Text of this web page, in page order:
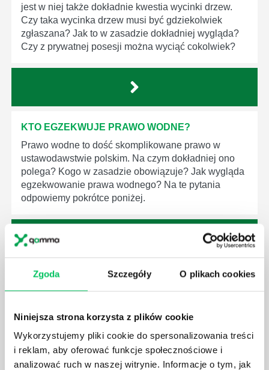
Zgoda Szczegóły O plikach cookies
Niniejsza strona korzysta z plików cookie
Wykorzystujemy pliki cookie do spersonalizowania treści
i reklam, aby oferować funkcje społecznościowe i
analizować ruch w naszej witrynie. Informacje o tym, jak
jest w niej także dokładnie kwestia wycinki drzew.
Czy taka wycinka drzew musi być gdziekolwiek
zgłaszana? Jak to w zasadzie dokładniej wygląda?
Czy z prywatnej posesji można wyciąć cokolwiek?
KTO EGZEKWUJE PRAWO WODNE?
Prawo wodne to dość skomplikowane prawo w
ustawodawstwie polskim. Na czym dokładniej ono
polega? Kogo w zasadzie obowiązuje? Jak wygląda
egzekwowanie prawa wodnego? Na te pytania
odpowiemy pokrótce poniżej.
GDZIE MOŻEMY ZAPOZNAĆ SIĘ Z
WYMAGANIAMI NORM JAKOŚCI WYROBÓW
W związku z ogromnym rozwojem dzisiejszego
społeczeństwa wprowadzane jest coraz więcej reguł,
które mają za zadanie poprawić poszczególne
dziedziny gospodarki. Dzięki nim wszystkie firmy